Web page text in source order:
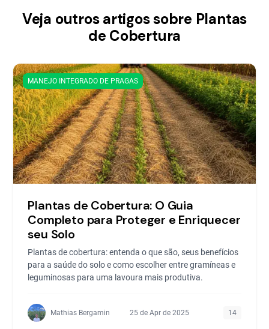
Veja outros artigos sobre Plantas
de Cobertura
MANEJO INTEGRADO DE PRAGAS
Plantas de Cobertura: O Guia
Completo para Proteger e Enriquecer
seu Solo
Plantas de cobertura: entenda o que são, seus benefícios
para a saúde do solo e como escolher entre gramíneas e
leguminosas para uma lavoura mais produtiva.
Mathias Bergamin 25 de Apr de 2025 14